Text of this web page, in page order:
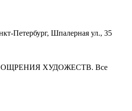
Петербург, Шпалерная ул., 35
ХУДОЖЕСТВ. Все